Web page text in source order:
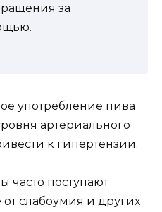
за
употребление пива
артериального
к гипертензии.
часто поступают
слабоумия и других